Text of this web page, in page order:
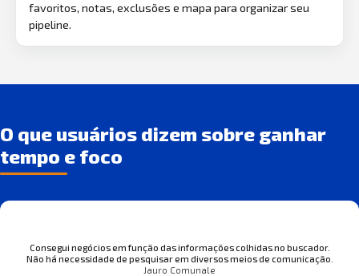
favoritos, notas, exclusões e mapa para organizar seu
pipeline.
O que usuários dizem sobre ganhar
tempo e foco
Consegui negócios em função das informações colhidas no buscador.
Não há necessidade de pesquisar em diversos meios de comunicação.
Jauro Comunale